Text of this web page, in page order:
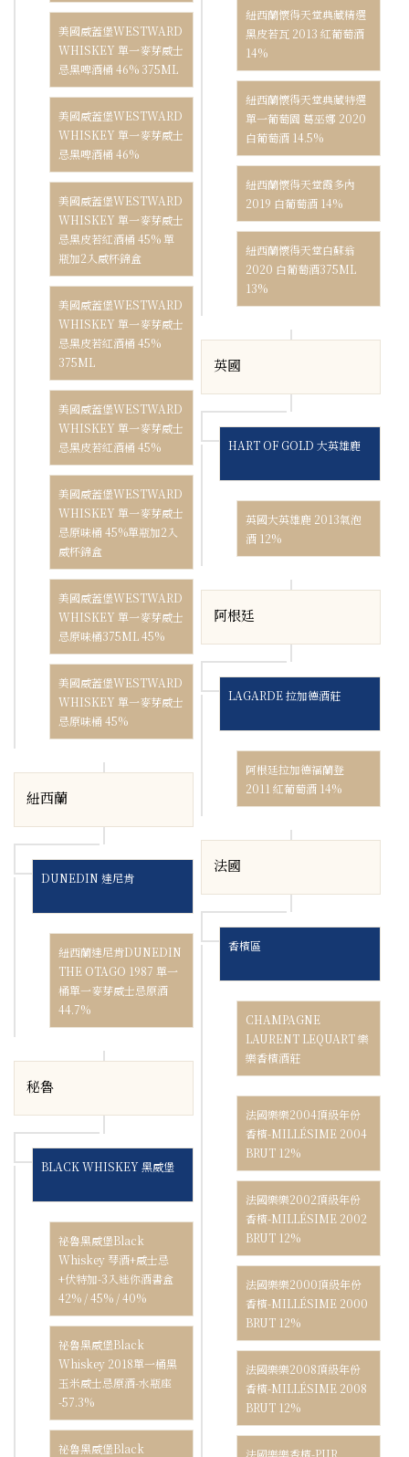
美國威蓋堡WESTWARD
WHISKEY 單一麥芽威士
忌黑啤酒桶 46% 375ML
美國威蓋堡WESTWARD
WHISKEY 單一麥芽威士
忌黑啤酒桶 46%
美國威蓋堡WESTWARD
WHISKEY 單一麥芽威士
忌黑皮若紅酒桶 45% 單
瓶加2入威杯錦盒
美國威蓋堡WESTWARD
WHISKEY 單一麥芽威士
忌黑皮若紅酒桶 45%
375ML
美國威蓋堡WESTWARD
WHISKEY 單一麥芽威士
忌黑皮若紅酒桶 45%
美國威蓋堡WESTWARD
WHISKEY 單一麥芽威士
忌原味桶 45%單瓶加2入
威杯錦盒
美國威蓋堡WESTWARD
WHISKEY 單一麥芽威士
忌原味桶375ML 45%
美國威蓋堡WESTWARD
WHISKEY 單一麥芽威士
忌原味桶 45%
紐西蘭
DUNEDIN 達尼肯
紐西蘭達尼肯DUNEDIN
THE OTAGO 1987 單一
桶單一麥芽威士忌原酒
44.7%
秘魯
BLACK WHISKEY 黑威堡
祕魯黑威堡Black
Whiskey 琴酒+威士忌
+伏特加-3入迷你酒書盒
42% / 45% / 40%
祕魯黑威堡Black
Whiskey 2018單一桶黑
玉米威士忌原酒-水瓶座
-57.3%
祕魯黑威堡Black
紐西蘭懷得天堂典藏精選
黑皮若瓦 2013 紅葡萄酒
14%
紐西蘭懷得天堂典藏特選
單一葡萄園 葛巫娜 2020
白葡萄酒 14.5%
紐西蘭懷得天堂霞多內
2019 白葡萄酒 14%
紐西蘭懷得天堂白蘇翁
2020 白葡萄酒375ML
13%
英國
HART OF GOLD 大英雄鹿
英國大英雄鹿 2013氣泡
酒 12%
阿根廷
LAGARDE 拉加德酒莊
阿根廷拉加德福蘭登
2011 紅葡萄酒 14%
法國
香檳區
CHAMPAGNE
LAURENT LEQUART 樂
樂香檳酒莊
法國樂樂2004頂級年份
香檳-MILLÉSIME 2004
BRUT 12%
法國樂樂2002頂級年份
香檳-MILLÉSIME 2002
BRUT 12%
法國樂樂2000頂級年份
香檳-MILLÉSIME 2000
BRUT 12%
法國樂樂2008頂級年份
香檳-MILLÉSIME 2008
BRUT 12%
法國樂樂香檳-PUR